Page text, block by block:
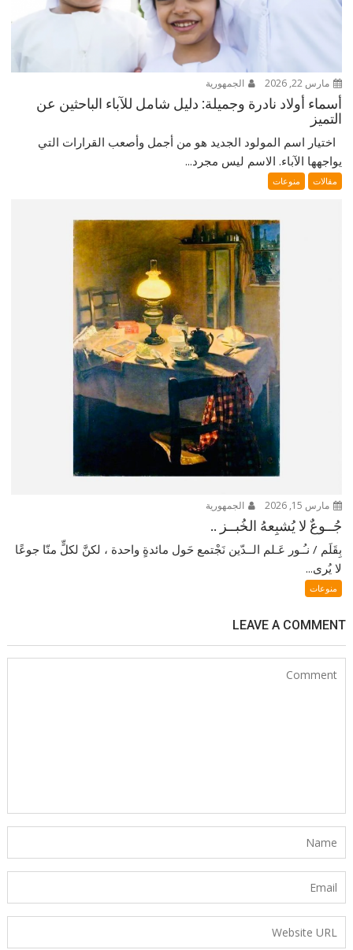
مارس 22, 2026 الجمهورية
أسماء أولاد نادرة وجميلة: دليل شامل للآباء الباحثين عن
التميز
اختيار اسم المولود الجديد هو من أجمل وأصعب القرارات التي
يواجهها الآباء. الاسم ليس مجرد...
مقالات منوعات
مارس 15, 2026 الجمهورية
جُــوعٌ لا يُشبِعهُ الخُبــز ..
بِقَلَم / نـُـور عَـلم الــدّين نَجْتمع حَول مائدةٍ واحدة ، لكنَّ لكلٍّ منّا جوعًا
لا يُرى...
منوعات
LEAVE A COMMENT